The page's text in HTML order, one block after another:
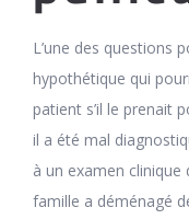
L’une des questions
hypothétique qui
patient s’il le prenait
il a été mal
à un examen clinique
famille a déménagé